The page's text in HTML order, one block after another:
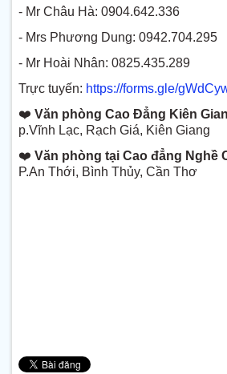
- Mr Châu Hà: 0904.642.336
- Mrs Phương Dung: 0942.704.295
- Mr Hoài Nhân: 0825.435.289
Trực tuyến: https://forms.gle/
❤️ Văn phòng Cao Đẳng Kiên
p.Vĩnh Lạc, Rạch Giá, Kiên Giang
❤️ Văn phòng tại Cao đẳng Nghề
P.An Thới, Bình Thủy, Cần Thơ